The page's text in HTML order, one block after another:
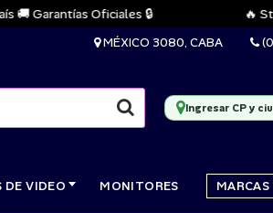
Oficiales 🔒 🔥
MÉXICO 3080, CABA
Ingresar CP y
DE VIDEO MONITORES MARCAS